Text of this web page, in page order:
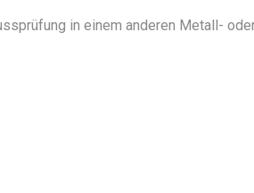
in einem anderen Metall-